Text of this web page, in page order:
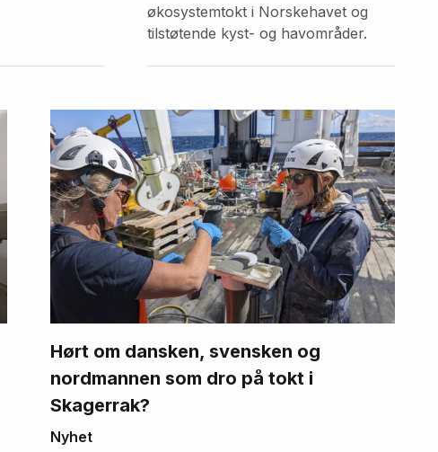
økosystemtokt i Norskehavet og
tilstøtende kyst- og havområder.
Hørt om dansken, svensken og
nordmannen som dro på tokt i
Skagerrak?
Nyhet